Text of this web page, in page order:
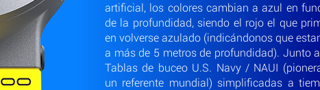
artificial, los colores cambian a azul en
de la profundidad, siendo el rojo el que
en volverse azulado (indicándonos que
a más de 5 metros de profundidad). Junto
Tablas de buceo U.S. Navy / NAUI
un referente mundial) simplificadas a